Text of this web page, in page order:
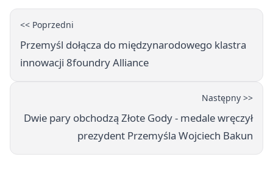
<< Poprzedni
Przemyśl dołącza do międzynarodowego klastra
innowacji 8foundry Alliance
Następny >>
Dwie pary obchodzą Złote Gody - medale wręczył
prezydent Przemyśla Wojciech Bakun